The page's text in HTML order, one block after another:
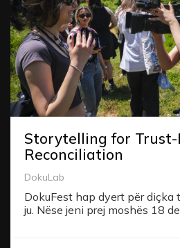
Storytelling for
Reconciliation
DokuLab
DokuFest hap dyert për diçka
ju. Nëse jeni prej moshës 18